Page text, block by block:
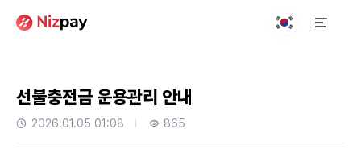
선불충전금 운용관리 안내
2026.01.05 01:08 865